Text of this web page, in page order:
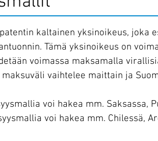
kaltainen yksinoikeus,
Tämä yksinoikeus on
voimassa maksamalla
vaihtelee maittain ja
voi hakea mm. Saksassa,
voi hakea mm. Chilessä,